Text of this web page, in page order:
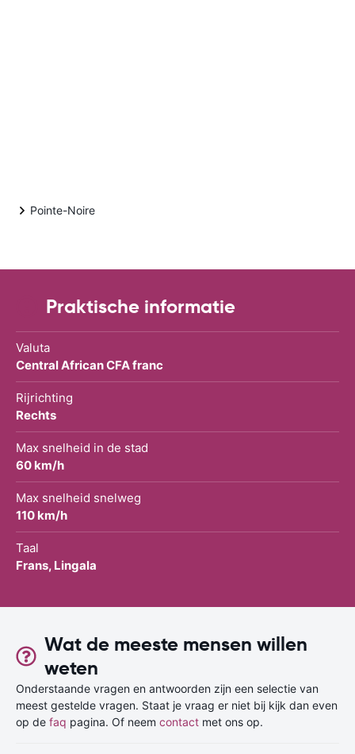
Pointe-Noire
Praktische informatie
Valuta
Central African CFA franc
Rijrichting
Rechts
Max snelheid in de stad
60 km/h
Max snelheid snelweg
110 km/h
Taal
Frans, Lingala
Wat de meeste mensen willen
weten
Onderstaande vragen en antwoorden zijn een selectie van
meest gestelde vragen. Staat je vraag er niet bij kijk dan even
op de faq pagina. Of neem contact met ons op.